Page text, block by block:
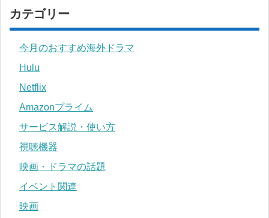
カテゴリー
今月のおすすめ海外ドラマ
Hulu
Netflix
Amazonプライム
サービス解説・使い方
視聴機器
映画・ドラマの話題
イベント関連
映画